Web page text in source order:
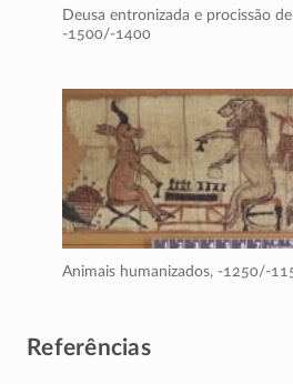
Deusa entronizada e procissão
-1500/-1400
Animais humanizados, -1250/-
Referências